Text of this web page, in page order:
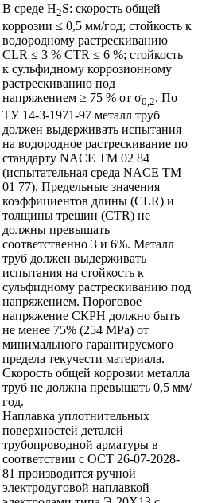
В среде H2S: скорость общей
коррозии ≤ 0,5 мм/год; стойкость к
водородному растрескиванию
CLR ≤ 3 % CTR ≤ 6 %; стойкость
к сульфидному коррозионному
растрескиванию под
напряжением ≥ 75 % от σ0,2. По
ТУ 14-3-1971-97 металл труб
должен выдерживать испытания
на водородное растрескивание по
стандарту NACE ТМ 02 84
(испытательная среда NACE TM
01 77). Предельные значения
коэффициентов длины (CLR) и
толщины трещин (CTR) не
должны превышать
соответственно 3 и 6%. Металл
труб должен выдерживать
испытания на стойкость к
сульфидному растрескиванию под
напряжением. Пороговое
напряжение СКРН должно быть
не менее 75% (254 МРа) от
минимального гарантируемого
предела текучести материала.
Скорость общей коррозии металла
труб не должна превышать 0,5 мм/
год.
Наплавка уплотнительных
поверхностей деталей
трубопроводной арматуры в
соответствии с ОСТ 26-07-2028-
81 производится ручной
электродуговой наплавкой